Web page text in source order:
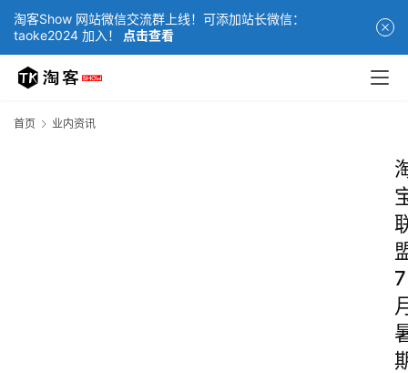
淘客Show 网站微信交流群上线！可添加站长微信：
taoke2024 加入！
点击查看
首页 业内资讯
7